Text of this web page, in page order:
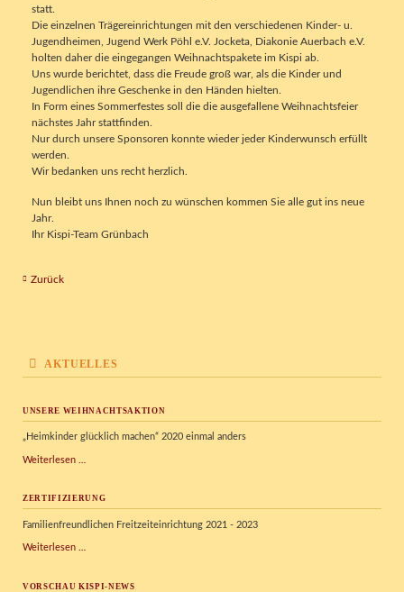
statt.
Die einzelnen Trägereinrichtungen mit den verschiedenen Kinder- u.
Jugendheimen, Jugend Werk Pöhl e.V. Jocketa, Diakonie Auerbach e.V.
holten daher die eingegangen Weihnachtspakete im Kispi ab.
Uns wurde berichtet, dass die Freude groß war, als die Kinder und
Jugendlichen ihre Geschenke in den Händen hielten.
In Form eines Sommerfestes soll die die ausgefallene Weihnachtsfeier
nächstes Jahr stattfinden.
Nur durch unsere Sponsoren konnte wieder jeder Kinderwunsch erfüllt
werden.
Wir bedanken uns recht herzlich.
Nun bleibt uns Ihnen noch zu wünschen kommen Sie alle gut ins neue
Jahr.
Ihr Kispi-Team Grünbach
Zurück
AKTUELLES
UNSERE WEIHNACHTSAKTION
„Heimkinder glücklich machen“ 2020 einmal anders
Weiterlesen …
ZERTIFIZIERUNG
Familienfreundlichen Freitzeiteinrichtung 2021 - 2023
Weiterlesen …
VORSCHAU KISPI-NEWS